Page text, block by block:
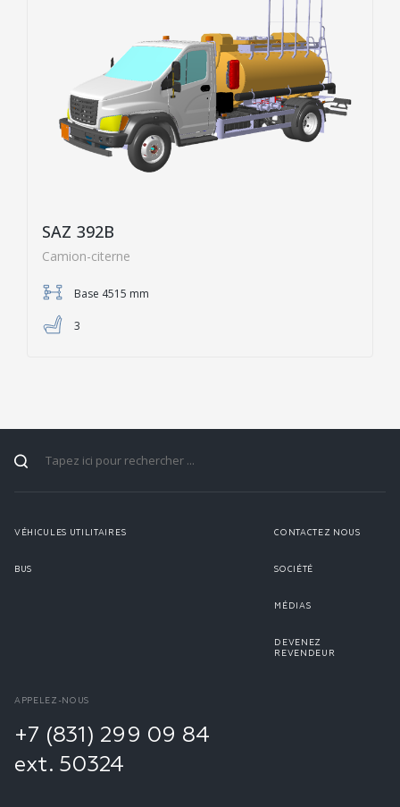
SAZ 392B
Camion-citerne
Base 4515 mm
3
VÉHICULES UTILITAIRES
BUS
CONTACTEZ NOUS
SOCIÉTÉ
MÉDIAS
DEVENEZ
REVENDEUR
APPELEZ-NOUS
+7 (831) 299 09 84
ext. 50324